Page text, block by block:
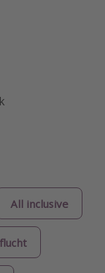
All inclusive